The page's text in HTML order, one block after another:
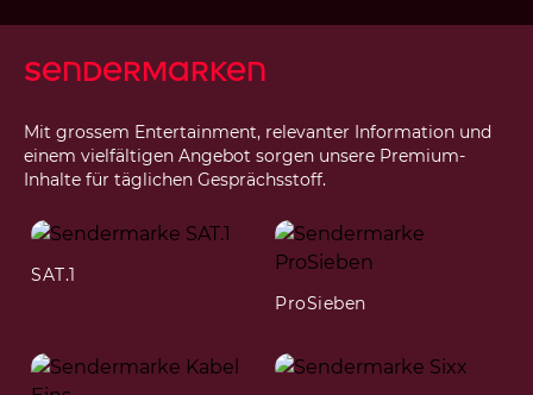
Sendermarken
Mit grossem Entertainment, relevanter Information und
einem vielfältigen Angebot sorgen unsere Premium-
Inhalte für täglichen Gesprächsstoff.
SAT.1
ProSieben